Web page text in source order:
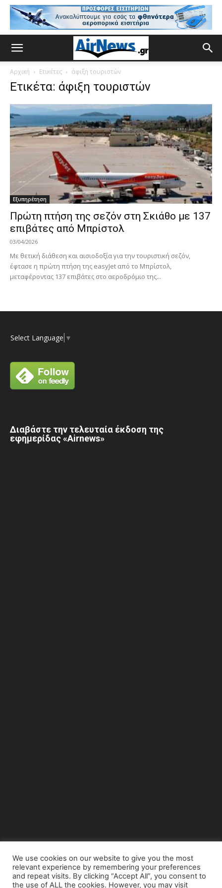
Αρχική Ετικέτες άφιξη τουριστών
Ετικέτα: άφιξη τουριστών
Εξυπηρέτηση
Πρώτη πτήση της σεζόν στη Σκιάθο με 137
επιβάτες από Μπρίστολ
03/04/2026
Με θετική διάθεση και αισιοδοξία για την τουριστική σεζόν,
έφτασε η πρώτη πτήση της easyJet από το Μπρίστολ,
μεταφέροντας 137 επιβάτες στο αεροδρόμιο της...
Select Language ▼
Διαβάστε την τελευταία έκδοση της
εφημερίδας «Airnews»
© Copyright 2015 - www.airnews.gr
We use cookies on our website to give you the most
relevant experience by remembering your preferences
and repeat visits. By clicking “Accept All”, you consent to
the use of ALL the cookies. However, you may visit